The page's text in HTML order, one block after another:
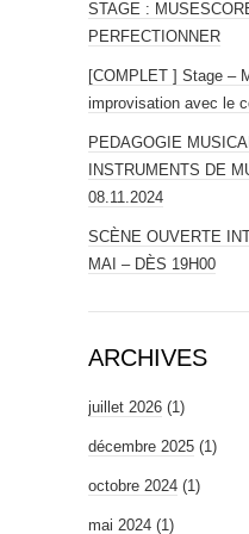
STAGE :
PERFECTIONNER
[COMPLET ] Stage –
improvisation avec le
PEDAGOGIE
INSTRUMENTS DE
08.11.2024
SCÈNE OUVERTE
MAI – DÈS 19H00
ARCHIVES
juillet 2026 (1)
décembre 2025 (1)
octobre 2024 (1)
mai 2024 (1)